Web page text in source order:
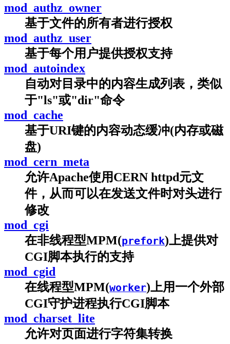
mod_authz_owner
基于文件的所有者进行授权
mod_authz_user
基于每个用户提供授权支持
mod_autoindex
自动对目录中的内容生成列表，类似
于"ls"或"dir"命令
mod_cache
基于URI键的内容动态缓冲(内存或磁
盘)
mod_cern_meta
允许Apache使用CERN httpd元文
件，从而可以在发送文件时对头进行
修改
mod_cgi
在非线程型MPM(prefork)上提供对
CGI脚本执行的支持
mod_cgid
在线程型MPM(worker)上用一个外部
CGI守护进程执行CGI脚本
mod_charset_lite
允许对页面进行字符集转换